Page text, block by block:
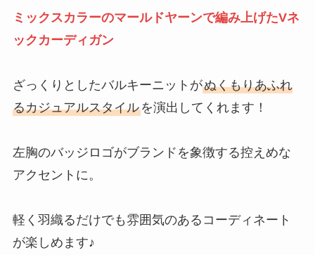
ミックスカラーのマールドヤーンで編み上げたVネ
ックカーディガン
ざっくりとしたバルキーニットがぬくもりあふれ
るカジュアルスタイルを演出してくれます！
左胸のバッジロゴがブランドを象徴する控えめな
アクセントに。
軽く羽織るだけでも雰囲気のあるコーディネート
が楽しめます♪